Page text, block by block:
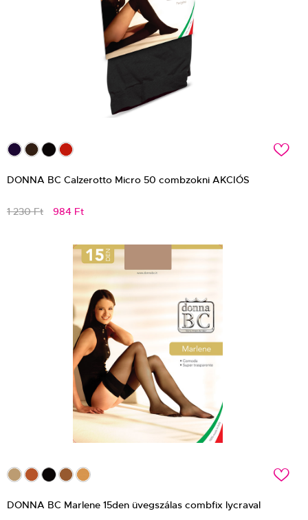
c
DONNA BC Calzerotto Micro 50 combzokni AKCIÓS
1 230 Ft 984 Ft
c
DONNA BC Marlene 15den üvegszálas combfix lycraval